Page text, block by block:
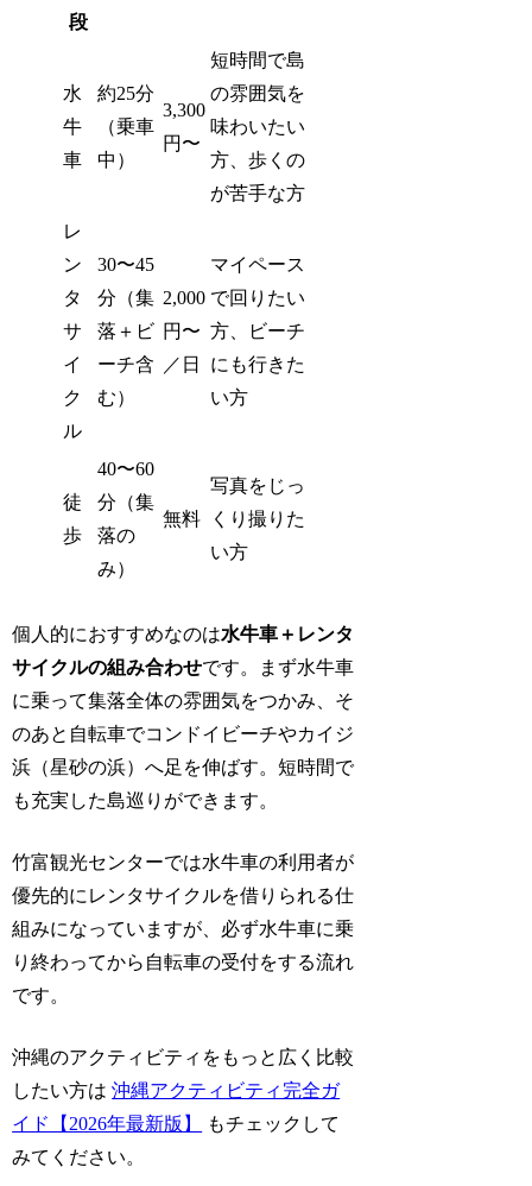
段
水
牛
車
約25分
（乗車
中）
3,300
円〜
短時間で島
の雰囲気を
味わいたい
方、歩くの
が苦手な方
レ
ン
タ
サ
イ
ク
ル
30〜45
分（集
落＋ビ
ーチ含
む）
2,000
円〜
／日
マイペース
で回りたい
方、ビーチ
にも行きた
い方
徒
歩
40〜60
分（集
落の
み）
無料
写真をじっ
くり撮りた
い方
個人的におすすめなのは水牛車＋レンタ
サイクルの組み合わせです。まず水牛車
に乗って集落全体の雰囲気をつかみ、そ
のあと自転車でコンドイビーチやカイジ
浜（星砂の浜）へ足を伸ばす。短時間で
も充実した島巡りができます。
竹富観光センターでは水牛車の利用者が
優先的にレンタサイクルを借りられる仕
組みになっていますが、必ず水牛車に乗
り終わってから自転車の受付をする流れ
です。
沖縄のアクティビティをもっと広く比較
したい方は沖縄アクティビティ完全ガ
イド【2026年最新版】
もチェックして
みてください。